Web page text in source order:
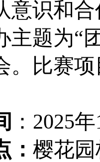
意识和
主题为“
。比赛
：2025
： 樱花